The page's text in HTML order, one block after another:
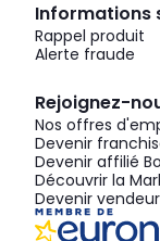
Informations
Rappel produit
Alerte fraude
Rejoignez-
Nos offres
Devenir
Devenir affilié
Découvrir la
Devenir